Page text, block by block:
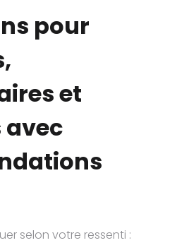
pour
et
selon votre ressenti :